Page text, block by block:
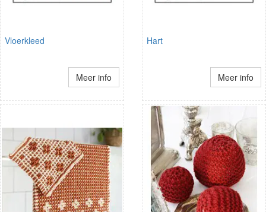
Vloerkleed
Meer info
Hart
Meer info